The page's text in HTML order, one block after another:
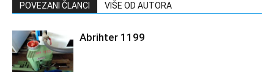
POVEZANI ČLANCI VIŠE OD AUTORA
Abrihter 1199